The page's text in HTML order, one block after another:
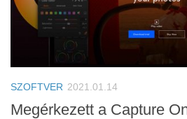
SZOFTVER 2021.01.14
Megérkezett a Capture